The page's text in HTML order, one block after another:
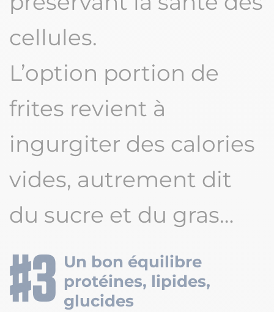
cellules.
L’option portion de
frites revient à
ingurgiter des calories
vides, autrement dit
du sucre et du gras…
Un bon équilibre
protéines, lipides,
glucides